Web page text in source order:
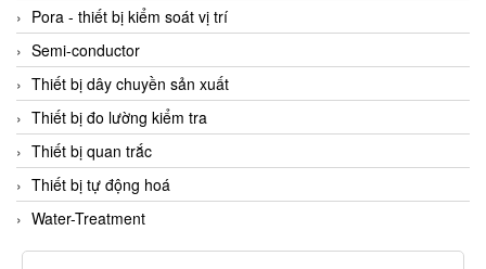
FDM/ F.lli Della Marca Srl
FEIN
Felm
FESTO
FHF (EATON Crouse-Hinds)
Fife/ Maxcess
Fimet
Fine Suntronix
Pora - thiết bị kiểm soát vị trí
Semi-conductor
Thiết bị dây chuyền sản xuất
Thiết bị đo lường kiểm tra
Thiết bị quan trắc
Thiết bị tự động hoá
Water-Treatment